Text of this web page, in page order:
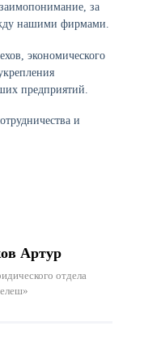
за
нашими фирмами.
экономического
предприятий.
и
Артур
отдела